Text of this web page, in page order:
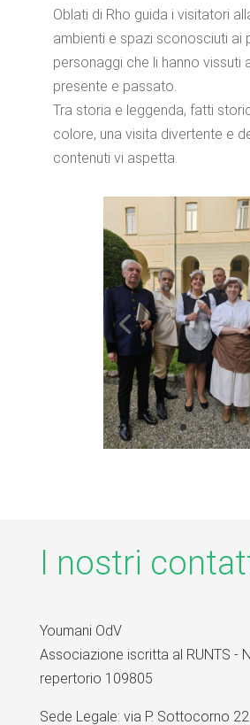
Oblati di Rho guida i visitatori
ambienti e spazi sconosciuti ai
personaggi che li hanno vissuti
presente e passato.
Tra storia e leggenda, fatti
colore, una visita divertente e
contenuti vi aspetta.
I nostri
Youmani OdV
Associazione iscritta al RUNTS -
repertorio 109805
Sede Legale: via P. Sottocorno